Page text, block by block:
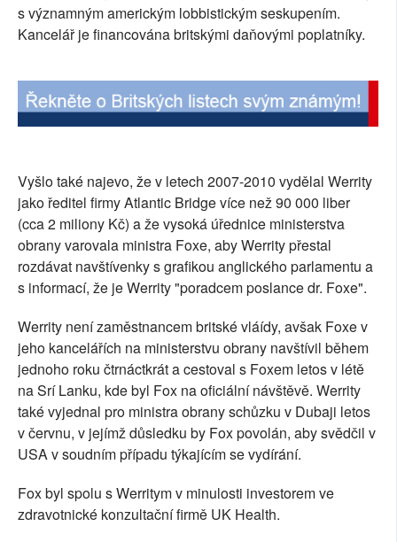
s významným americkým lobbistickým seskupením.
Kancelář je financována britskými daňovými poplatníky.
Vyšlo také najevo, že v letech 2007-2010 vydělal Werrity
jako ředitel firmy Atlantic Bridge více než 90 000 liber
(cca 2 miliony Kč) a že vysoká úřednice ministerstva
obrany varovala ministra Foxe, aby Werrity přestal
rozdávat navštívenky s grafikou anglického parlamentu a
s informací, že je Werrity "poradcem poslance dr. Foxe".
Werrity není zaměstnancem britské vláídy, avšak Foxe v
jeho kancelářích na ministerstvu obrany navštívil během
jednoho roku čtrnáctkrát a cestoval s Foxem letos v létě
na Srí Lanku, kde byl Fox na oficiální návštěvě. Werrity
také vyjednal pro ministra obrany schůzku v Dubaji letos
v červnu, v jejímž důsledku by Fox povolán, aby svědčil v
USA v soudním případu týkajícím se vydírání.
Fox byl spolu s Werritym v minulosti investorem ve
zdravotnické konzultační firmě UK Health.